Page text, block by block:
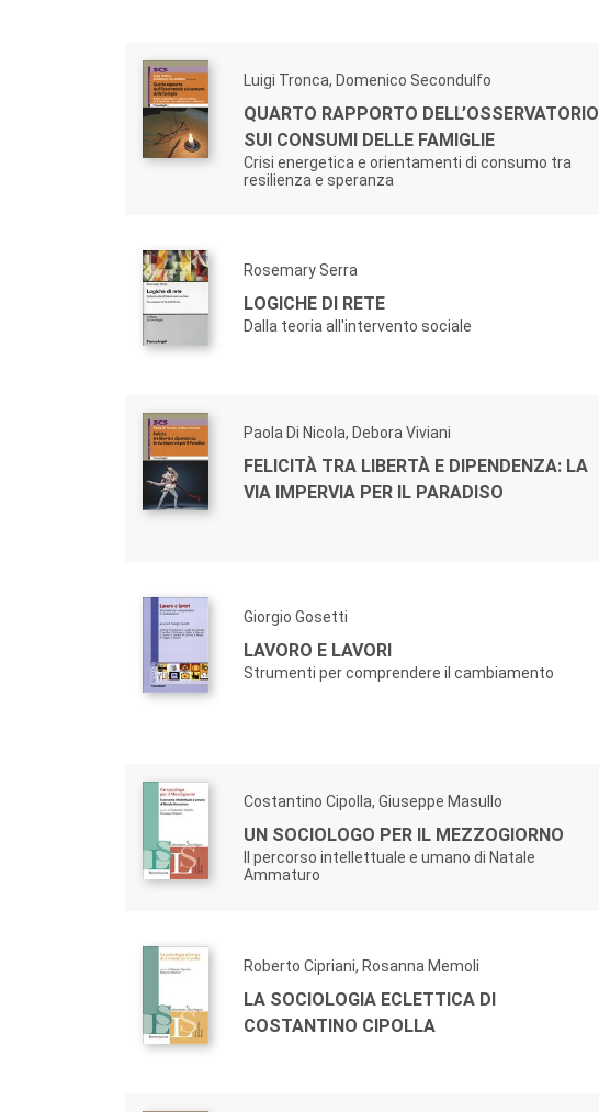
Luigi Tronca, Domenico Secondulfo
QUARTO RAPPORTO DELL’OSSERVATORIO
SUI CONSUMI DELLE FAMIGLIE
Crisi energetica e orientamenti di consumo tra
resilienza e speranza
Rosemary Serra
LOGICHE DI RETE
Dalla teoria all'intervento sociale
Paola Di Nicola, Debora Viviani
FELICITÀ TRA LIBERTÀ E DIPENDENZA: LA
VIA IMPERVIA PER IL PARADISO
Giorgio Gosetti
LAVORO E LAVORI
Strumenti per comprendere il cambiamento
Costantino Cipolla, Giuseppe Masullo
UN SOCIOLOGO PER IL MEZZOGIORNO
Il percorso intellettuale e umano di Natale
Ammaturo
Roberto Cipriani, Rosanna Memoli
LA SOCIOLOGIA ECLETTICA DI
COSTANTINO CIPOLLA